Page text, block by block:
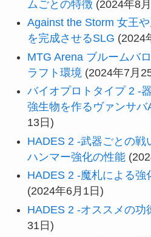
ムごとの特徴 (2024年8
Against the Storm 女王
を完成させるSLG (2024
MTG Arena ブルームバ
ラフト環境 (2024年7月
バイオプロトタイプ 2 -
強生物を作るヴァンサバ
13日)
HADES 2 -武器ごとの戦
ハンマー強化の性能
HADES 2 -魔札による強
(2024年6月1日)
HADES 2 -オススメの功
31日)